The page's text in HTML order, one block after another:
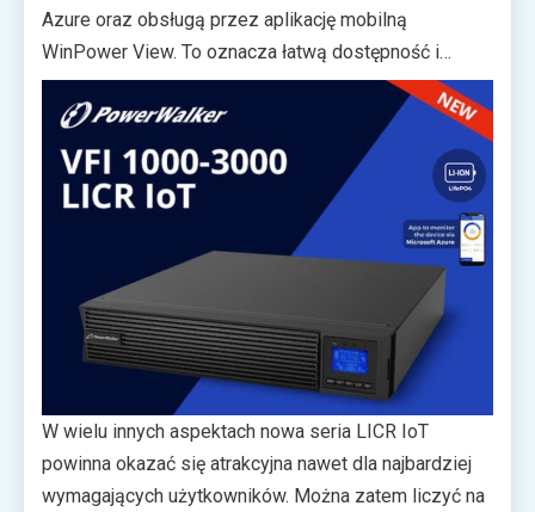
Azure oraz obsługą przez aplikację mobilną
WinPower View. To oznacza łatwą dostępność i
szybki podgląd parametrów SOC i SOH. Inną zaletą
urządzeń są innowacyjne akumulatory litowo-
żelazowo-fosforanowe, dzięki którym nowe produkty
mają zapewniać 3x dłuższy czas podtrzymania w
porównaniu do tradycyjnych baterii AGM VRLA.
W wielu innych aspektach nowa seria LICR IoT
powinna okazać się atrakcyjna nawet dla najbardziej
wymagających użytkowników. Można zatem liczyć na